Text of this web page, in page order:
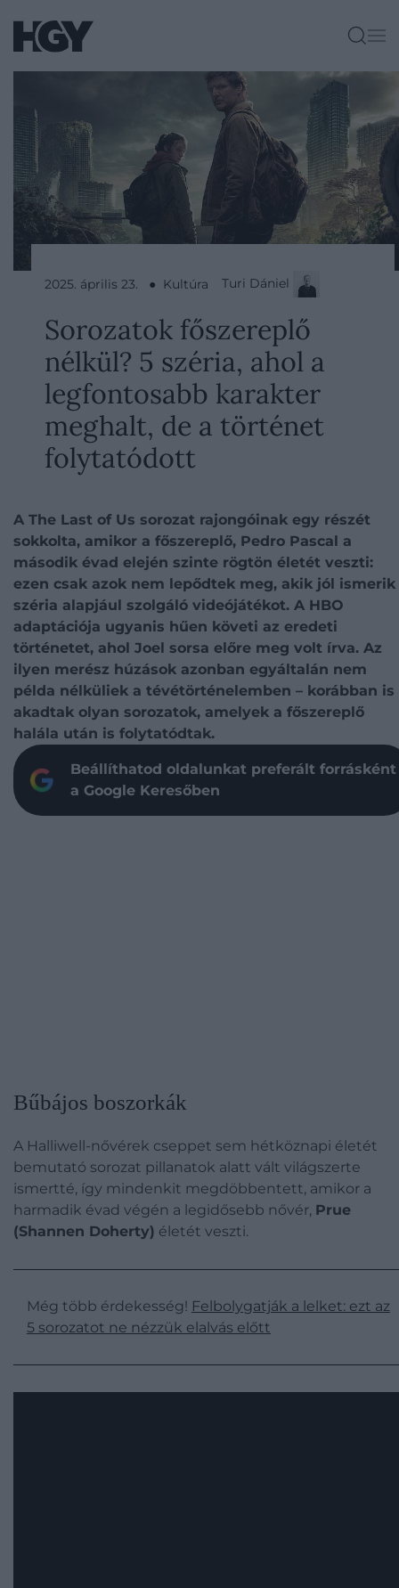
2025. április 23. ● Kultúra Turi Dániel
Sorozatok főszereplő
nélkül? 5 széria, ahol a
legfontosabb karakter
meghalt, de a történet
folytatódott
A The Last of Us sorozat rajongóinak egy részét
sokkolta, amikor a főszereplő, Pedro Pascal a
második évad elején szinte rögtön életét veszti:
ezen csak azok nem lepődtek meg, akik jól ismerik
széria alapjául szolgáló videójátékot. A HBO
adaptációja ugyanis hűen követi az eredeti
történetet, ahol Joel sorsa előre meg volt írva. Az
ilyen merész húzások azonban egyáltalán nem
példa nélküliek a tévétörténelemben – korábban is
akadtak olyan sorozatok, amelyek a főszereplő
halála után is folytatódtak.
Beállíthatod oldalunkat preferált forrásként
a Google Keresőben
Bűbájos boszorkák
A Halliwell-nővérek cseppet sem hétköznapi életét
bemutató sorozat pillanatok alatt vált világszerte
ismertté, így mindenkit megdöbbentett, amikor a
harmadik évad végén a legidősebb nővér, Prue
(Shannen Doherty) életét veszti.
Még több érdekesség! Felbolygatják a lelket: ezt az
5 sorozatot ne nézzük elalvás előtt